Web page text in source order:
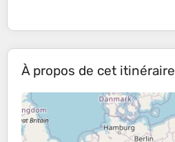
À propos de cet itinéraire